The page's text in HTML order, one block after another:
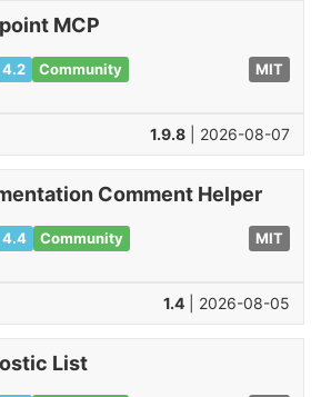
MCP
4.2 Community MIT
1.9.8 | 2026-08-07
Comment Helper
4.4 Community MIT
1.4 | 2026-08-05
List